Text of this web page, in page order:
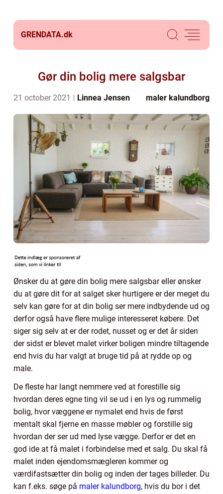
GRENDATA.dk
Gør din bolig mere salgsbar
21 october 2021 Linnea Jensen maler kalundborg
Ønsker du at gøre din bolig mere salgsbar eller ønsker
du at gøre dit for at salget sker hurtigere er der meget du
selv kan gøre for at din bolig ser mere indbydende ud og
derfor også have flere mulige interesseret købere. Det
siger sig selv at er der rodet, nusset og er det år siden
der sidst er blevet malet virker boligen mindre tiltagende
end hvis du har valgt at bruge tid på at rydde op og
male.
De fleste har langt nemmere ved at forestille sig
hvordan deres egne ting vil se ud i en lys og rummelig
bolig, hvor væggene er nymalet end hvis de først
mentalt skal fjerne en masse møbler og forstille sig
hvordan der ser ud med lyse vægge. Derfor er det en
god ide at få malet i forbindelse med et salg. Du skal få
malet inden ejendomsmægleren kommer og
værdifastsætter din bolig og inden der tages billeder. Du
kan f.eks. søge på maler kalundborg, hvis du bor i det